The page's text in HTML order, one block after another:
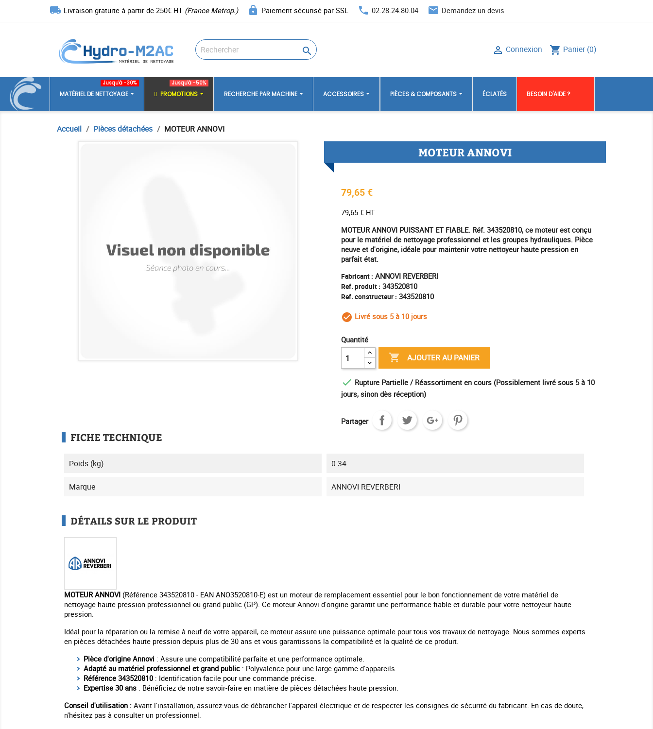
local_shipping Livraison gratuite à partir de 250€ HT (France Metrop.) lock Paiement sécurisé par SSL phone 02.28.24.80.04 email Demandez un devis
 shopping_cart Panier (0)
 Connexion
MATÉRIEL DE NETTOYAGE
Jusqu'à -30%
PROMOTIONS
Jusqu'à -50%
RECHERCHE PAR MACHINE ACCESSOIRES PIÈCES & COMPOSANTS ÉCLATÉS BESOIN D'AIDE ?
Accueil Pièces détachées MOTEUR ANNOVI
MOTEUR ANNOVI
79,65 €
79,65 € HT
MOTEUR ANNOVI PUISSANT ET FIABLE. Réf. 343520810, ce moteur est conçu
pour le matériel de nettoyage professionnel et les groupes hydrauliques. Pièce
neuve et d'origine, idéale pour maintenir votre nettoyeur haute pression en
parfait état.
Fabricant : ANNOVI REVERBERI
Ref. produit : 343520810
Ref. constructeur : 343520810
check_circle_outline
Livré sous 5 à 10 jours
Quantité
 AJOUTER AU PANIER
 Rupture Partielle / Réassortiment en cours (Possiblement livré sous 5 à 10
jours, sinon dès réception)
Partager
FICHE TECHNIQUE
Poids (kg) 0.34
Marque ANNOVI REVERBERI
DÉTAILS SUR LE PRODUIT
MOTEUR ANNOVI (Référence 343520810 - EAN ANO3520810-E) est un moteur de remplacement essentiel pour le bon fonctionnement de votre matériel de
nettoyage haute pression professionnel ou grand public (GP). Ce moteur Annovi d'origine garantit une performance fiable et durable pour votre nettoyeur haute
pression.
Idéal pour la réparation ou la remise à neuf de votre appareil, ce moteur assure une puissance optimale pour tous vos travaux de nettoyage. Nous sommes experts
en pièces détachées haute pression depuis plus de 30 ans et vous garantissons la compatibilité et la qualité de ce produit.
Pièce d'origine Annovi : Assure une compatibilité parfaite et une performance optimale.
Adapté au matériel professionnel et grand public : Polyvalence pour une large gamme d'appareils.
Référence 343520810 : Identification facile pour une commande précise.
Expertise 30 ans : Bénéficiez de notre savoir-faire en matière de pièces détachées haute pression.
Conseil d'utilisation : Avant l'installation, assurez-vous de débrancher l'appareil électrique et de respecter les consignes de sécurité du fabricant. En cas de doute,
n'hésitez pas à consulter un professionnel.